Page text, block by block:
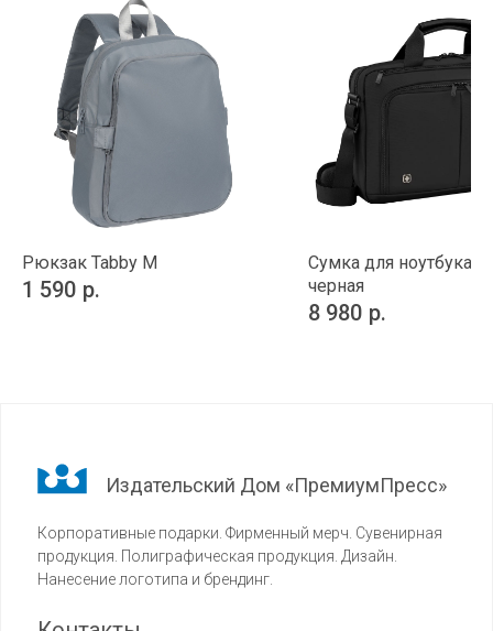
Рюкзак Tabby M
1 590 р.
Сумка для ноутбука
черная
8 980 р.
Издательский Дом «ПремиумПресс»
Корпоративные подарки. Фирменный мерч. Сувенирная
продукция. Полиграфическая продукция. Дизайн.
Нанесение логотипа и брендинг.